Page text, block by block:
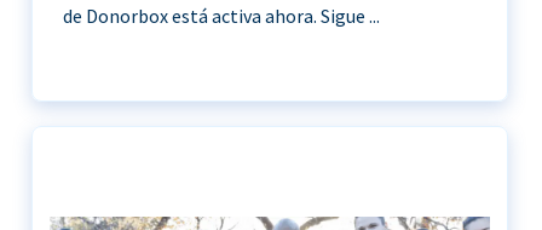
de Donorbox está activa ahora. Sigue ...